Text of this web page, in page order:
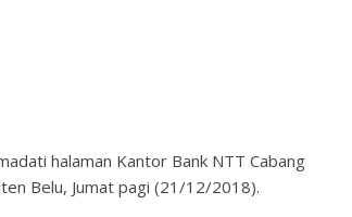
halaman Kantor Bank NTT Cabang
Belu, Jumat pagi (21/12/2018).